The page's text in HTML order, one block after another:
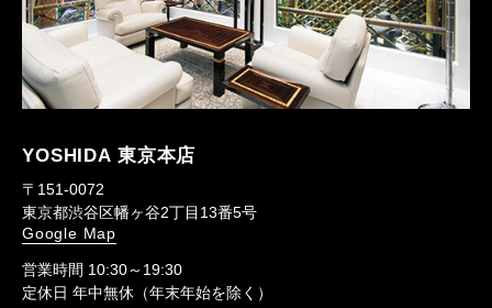
YOSHIDA 東京本店
〒151-0072
東京都渋谷区幡ヶ谷2丁目13番5号
Google Map
営業時間 10:30～19:30
定休日 年中無休（年末年始を除く）